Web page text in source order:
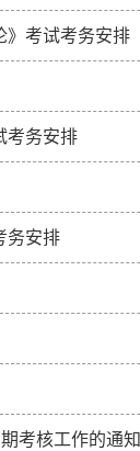
》考试考务安排
考务安排
务安排
考核工作的通知